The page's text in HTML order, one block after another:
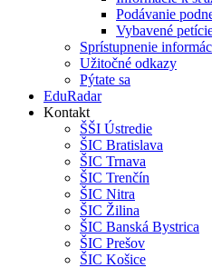
Podávanie
Vybavené
Sprístupnenie
Užitočné odkazy
Pýtate sa
EduRadar
Kontakt
ŠŠI Ústredie
ŠIC Bratislava
ŠIC Trnava
ŠIC Trenčín
ŠIC Nitra
ŠIC Žilina
ŠIC Banská Bystrica
ŠIC Prešov
ŠIC Košice